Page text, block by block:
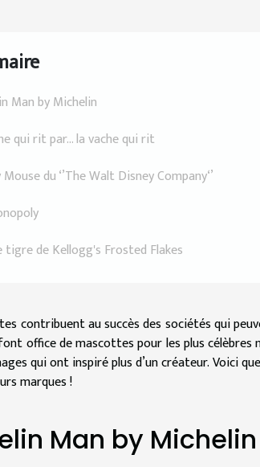
Man by Michelin
qui rit par… la vache qui rit
du ‘’The Walt Disney Company‘’
tigre de Kellogg's Frosted Flakes
contribuent au succès des sociétés qui
office de mascottes pour les plus
qui ont inspiré plus d’un créateur. Voici
marques !
Man by Michelin